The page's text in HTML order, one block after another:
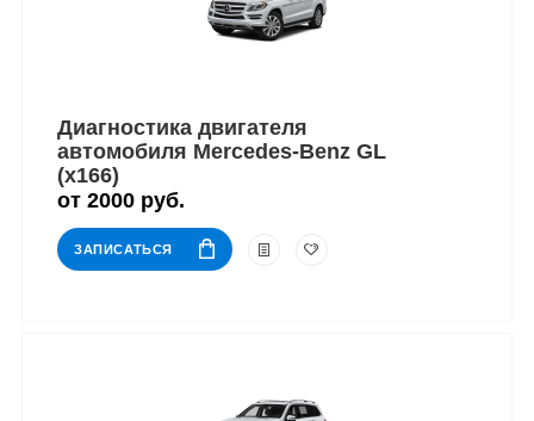
Диагностика двигателя
автомобиля Mercedes-Benz GL
(x166)
от 2000 руб.
ЗАПИСАТЬСЯ